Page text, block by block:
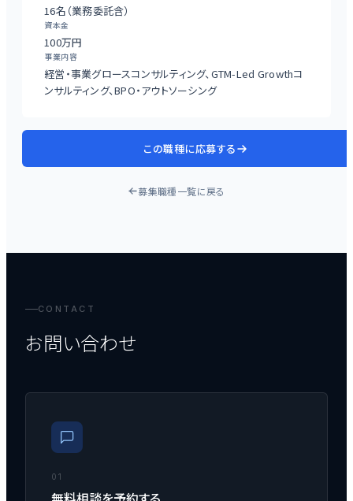
16名（業務委託含）
資本金
100万円
事業内容
経営・事業グロースコンサルティング、GTM-Led Growthコ
ンサルティング、BPO・アウトソーシング
この職種に応募する
募集職種一覧に戻る
CONTACT
お問い合わせ
01